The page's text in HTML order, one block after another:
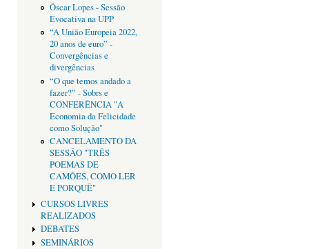
Óscar Lopes - Sessão
Evocativa na UPP
“A União Europeia 2022,
20 anos de euro” -
Convergências e
divergências
“O que temos andado a
fazer?” - Sobrs e
CONFERÊNCIA "A
Economia da Felicidade
como Solução"
CANCELAMENTO DA
SESSÂO "TRÊS
POEMAS DE
CAMÕES, COMO LER
E PORQUÊ"
CURSOS LIVRES
REALIZADOS
DEBATES
SEMINÁRIOS